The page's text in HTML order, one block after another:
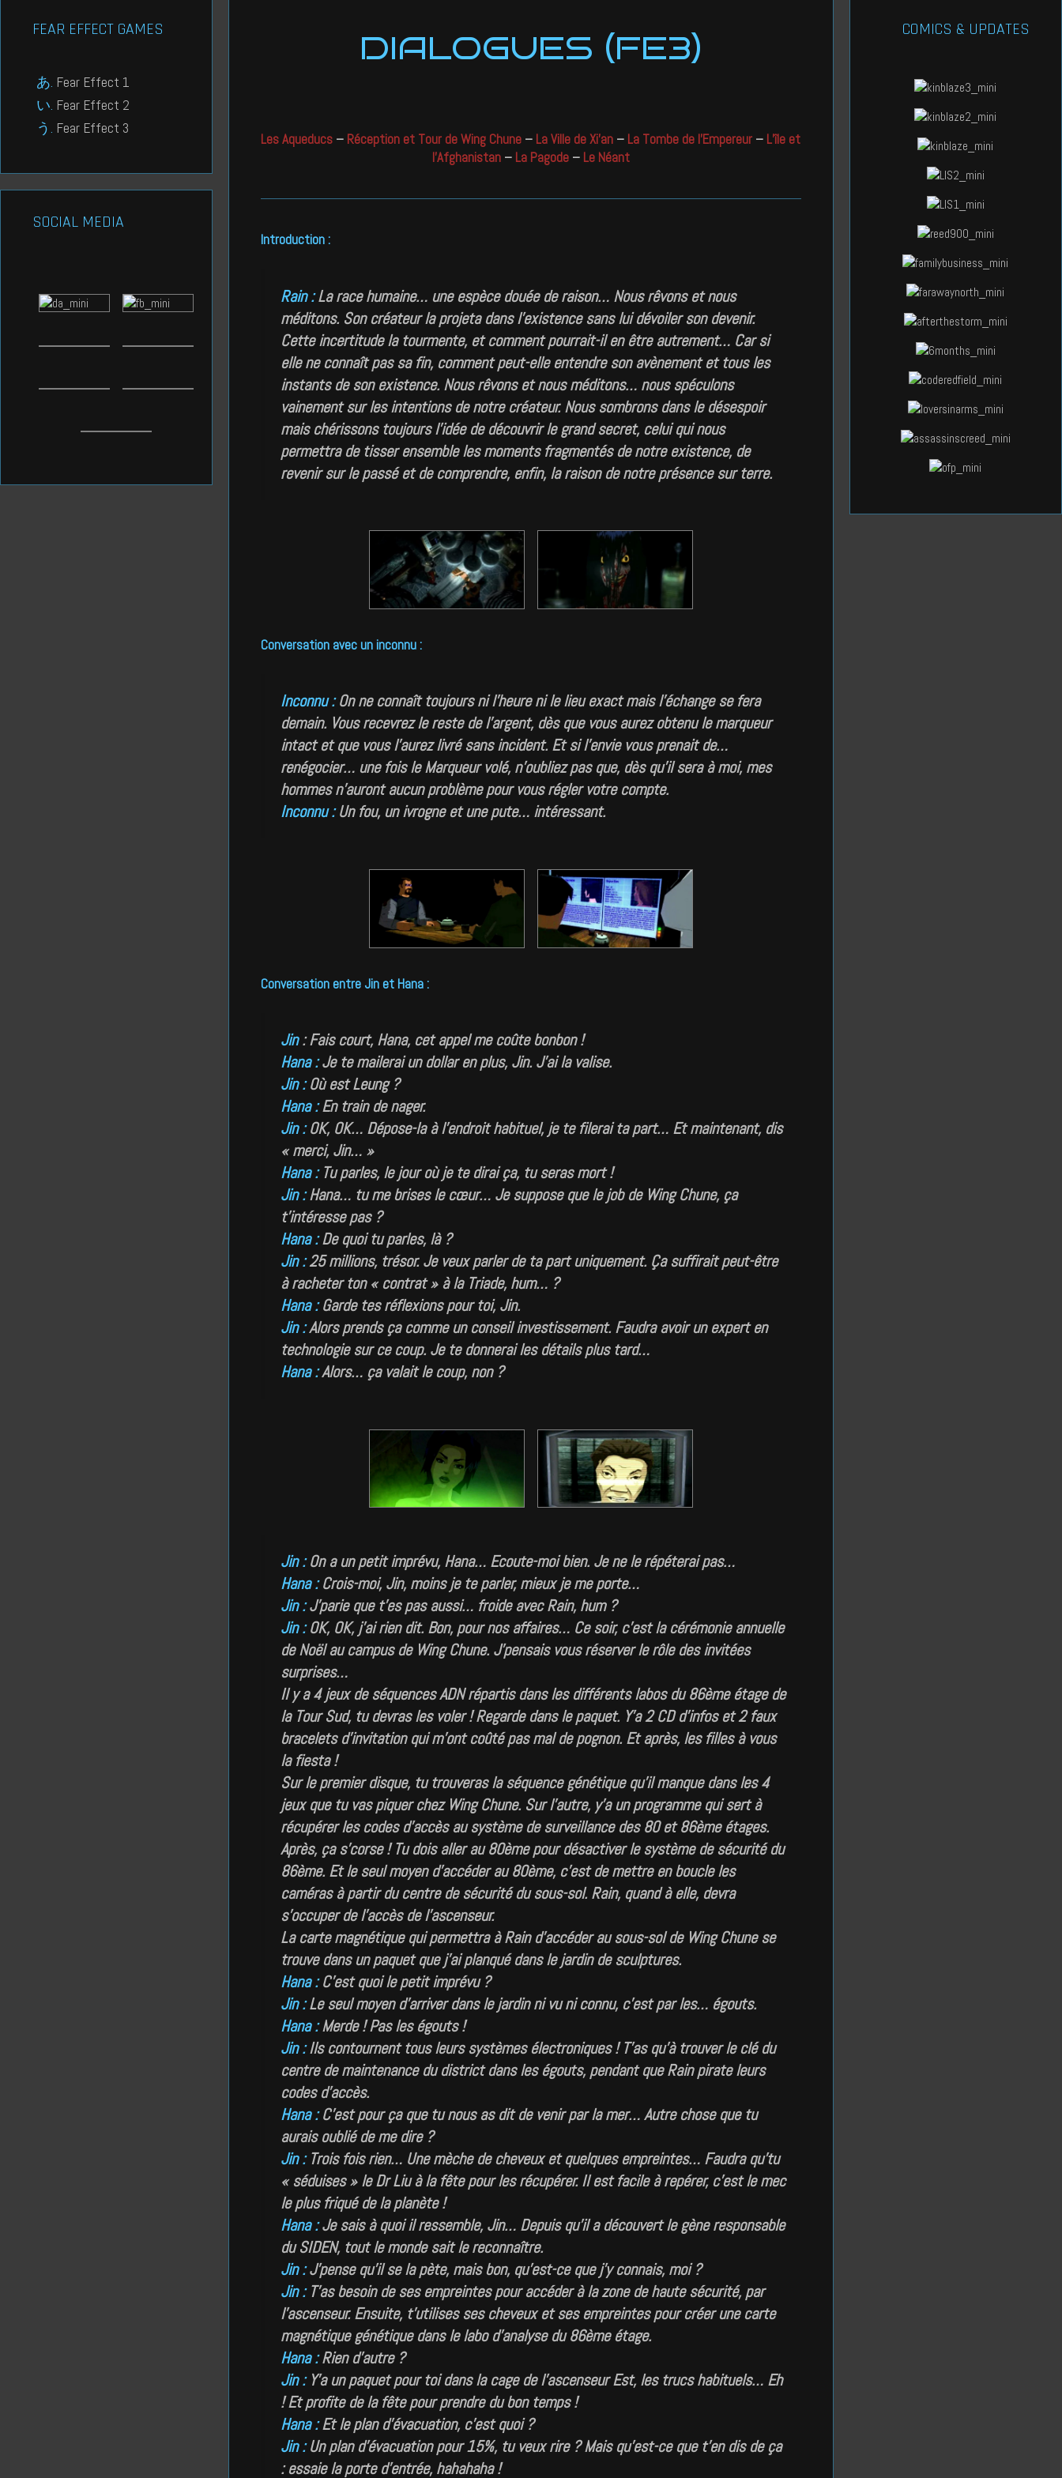
DIALOGUES (FE3)
Les Aqueducs – Réception et Tour de Wing Chune – La Ville de Xi’an – La Tombe de l’Empereur – L’île et
l’Afghanistan– La Pagode– Le Néant
Introduction :
Rain :La race humaine… une espèce douée de raison… Nous rêvons et nous
méditons. Son créateur la projeta dans l’existence sans lui dévoiler son devenir.
Cette incertitude la tourmente, et comment pourrait-il en être autrement… Car si
elle ne connaît pas sa fin, comment peut-elle entendre son avènement et tous les
instants de son existence. Nous rêvons et nous méditons… nous spéculons
vainement sur les intentions de notre créateur. Nous sombrons dans le désespoir
mais chérissons toujours l’idée de découvrir le grand secret, celui qui nous
permettra de tisser ensemble les moments fragmentés de notre existence, de
revenir sur le passé et de comprendre, enfin, la raison de notre présence sur terre.
Conversation avec un inconnu :
Inconnu :On ne connaît toujours ni l’heure ni le lieu exact mais l’échange se fera
demain. Vous recevrez le reste de l’argent, dès que vous aurez obtenu le marqueur
intact et que vous l’aurez livré sans incident. Et si l’envie vous prenait de…
renégocier… une fois le Marqueur volé, n’oubliez pas que, dès qu’il sera à moi, mes
hommes n’auront aucun problème pour vous régler votre compte.
Inconnu : Un fou, un ivrogne et une pute… intéressant.
Conversation entre Jin et Hana :
Jin:Fais court, Hana, cet appel me coûte bonbon !
Hana :Je te mailerai un dollar en plus, Jin. J’ai la valise.
Jin :Où est Leung ?
Hana :En train de nager.
Jin : OK, OK… Dépose-la à l’endroit habituel, je te filerai ta part… Et maintenant, dis
« merci, Jin… »
Hana :Tu parles, le jour où je te dirai ça, tu seras mort !
Jin : Hana… tu me brises le cœur… Je suppose que le job de Wing Chune, ça
t’intéresse pas ?
Hana : De quoi tu parles, là ?
Jin :25 millions, trésor. Je veux parler de ta part uniquement. Ça suffirait peut-être
à racheter ton « contrat » à la Triade, hum… ?
Hana :Garde tes réflexions pour toi, Jin.
Jin : Alors prends ça comme un conseil investissement. Faudra avoir un expert en
technologie sur ce coup. Je te donnerai les détails plus tard…
Hana :Alors… ça valait le coup, non ?
Jin :On a un petit imprévu, Hana… Ecoute-moi bien. Je ne le répéterai pas…
Hana : Crois-moi, Jin, moins je te parler, mieux je me porte…
Jin :J’parie que t’es pas aussi… froide avec Rain, hum ?
Jin :OK, OK, j’ai rien dit. Bon, pour nos affaires… Ce soir, c’est la cérémonie annuelle
de Noël au campus de Wing Chune. J’pensais vous réserver le rôle des invitées
surprises…
Il y a 4 jeux de séquences ADN répartis dans les différents labos du 86ème étage de
la Tour Sud, tu devras les voler ! Regarde dans le paquet. Y’a 2 CD d’infos et 2 faux
bracelets d’invitation qui m’ont coûté pas mal de pognon. Et après, les filles à vous
la fiesta !
Sur le premier disque, tu trouveras la séquence génétique qu’il manque dans les 4
jeux que tu vas piquer chez Wing Chune. Sur l’autre, y’a un programme qui sert à
récupérer les codes d’accès au système de surveillance des 80 et 86ème étages.
Après, ça s’corse ! Tu dois aller au 80ème pour désactiver le système de sécurité du
86ème. Et le seul moyen d’accéder au 80ème, c’est de mettre en boucle les
caméras à partir du centre de sécurité du sous-sol. Rain, quand à elle, devra
s’occuper de l’accès de l’ascenseur.
La carte magnétique qui permettra à Rain d’accéder au sous-sol de Wing Chune se
trouve dans un paquet que j’ai planqué dans le jardin de sculptures.
Hana :C’est quoi le petit imprévu ?
Jin :Le seul moyen d’arriver dans le jardin ni vu ni connu, c’est par les… égouts.
Hana :Merde ! Pas les égouts !
Jin :Ils contournent tous leurs systèmes électroniques ! T’as qu’à trouver le clé du
centre de maintenance du district dans les égouts, pendant que Rain pirate leurs
codes d’accès.
Hana :C’est pour ça que tu nous as dit de venir par la mer… Autre chose que tu
aurais oublié de me dire ?
Jin : Trois fois rien… Une mèche de cheveux et quelques empreintes… Faudra qu’tu
« séduises » le Dr Liu à la fête pour les récupérer. Il est facile à repérer, c’est le mec
le plus friqué de la planète !
Hana :Je sais à quoi il ressemble, Jin… Depuis qu’il a découvert le gène responsable
du SIDEN, tout le monde sait le reconnaître.
Jin : J’pense qu’il se la pète, mais bon, qu’est-ce que j’y connais, moi ?
Jin : T’as besoin de ses empreintes pour accéder à la zone de haute sécurité, par
l’ascenseur. Ensuite, t’utilises ses cheveux et ses empreintes pour créer une carte
magnétique génétique dans le labo d’analyse du 86ème étage.
Hana : Rien d’autre ?
Jin :Y’a un paquet pour toi dans la cage de l’ascenseur Est, les trucs habituels… Eh
! Et profite de la fête pour prendre du bon temps !
Hana :Et le plan d’évacuation, c’est quoi ?
Jin : Un plan d’évacuation pour 15%, tu veux rire ? Mais qu’est-ce que t’en dis de ça
: essaie la porte d’entrée, hahahaha !
FEAR EFFECT GAMES
Fear Effect 1
Fear Effect 2
Fear Effect 3
SOCIAL MEDIA
COMICS & UPDATES